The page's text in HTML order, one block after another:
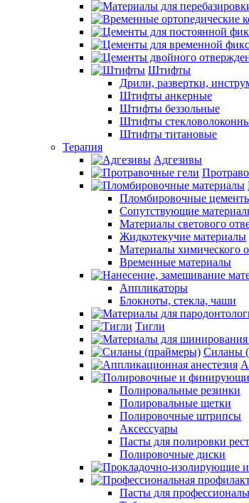
Штифты
Дрили, развертки,
Штифты анкерные
Штифты беззольные
Штифты
Штифты титановые
Терапия
Адгезивы
Пломбировочные
Сопутствующие
Материалы светового
Жидкотекучие материалы
Материалы химического
Временные материалы
Аппликаторы
Блокноты, стекла, чаши
Тигли
Силаны
Полировальные резинки
Полировальные щетки
Полировочные штрипсы
Аксессуары
Пасты для полировки
Полировочные диски
Пасты для